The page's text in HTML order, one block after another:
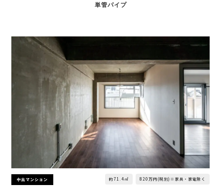
単管パイプ
中古マンション 約71.4㎡ 820万円(税別)※家具・家電除く